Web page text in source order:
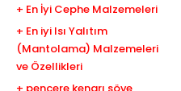
+ En İyi Cephe Malzemeleri
+ En iyi Isı Yalıtım
(Mantolama) Malzemeleri
ve Özellikleri